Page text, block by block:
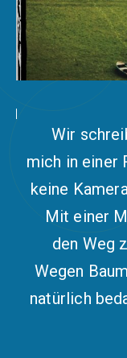
Wir
mich in einer
keine
Mit einer
den Weg
Wegen
natürlich